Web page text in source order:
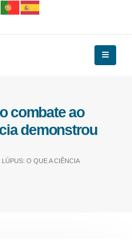
combate ao
demonstrou
O QUE A CIÊNCIA